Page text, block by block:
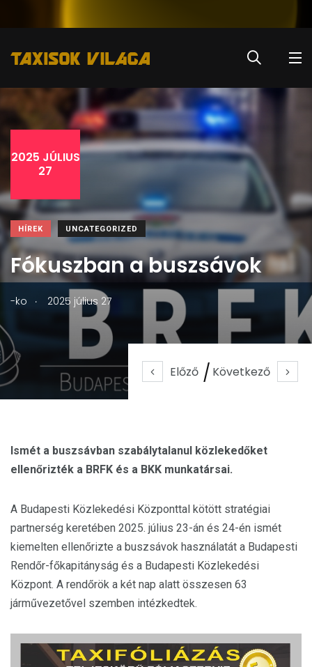
Előző Következő
2025 JÚLIUS
27
HÍREK UNCATEGORIZED
Fókuszban a buszsávok
-ko . 2025 július 27
Ismét a buszsávban szabálytalanul közlekedőket
ellenőrizték a BRFK és a BKK munkatársai.
A Budapesti Közlekedési Központtal kötött stratégiai
partnerség keretében 2025. július 23-án és 24-én ismét
kiemelten ellenőrizte a buszsávok használatát a Budapesti
Rendőr-főkapitányság és a Budapesti Közlekedési
Központ. A rendőrök a két nap alatt összesen 63
járművezetővel szemben intézkedtek.